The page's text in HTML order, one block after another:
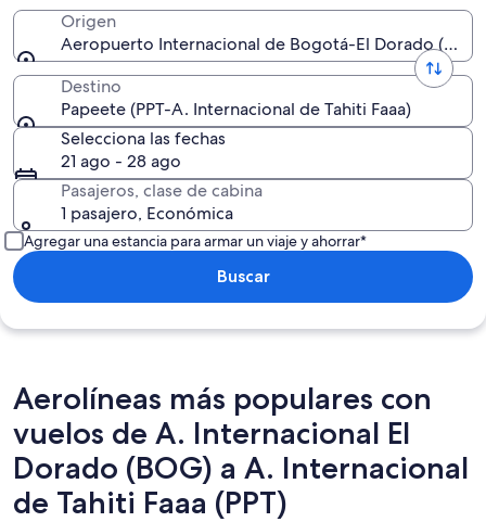
Origen
Aeropuerto Internacional de Bogotá-El Dorado (BOG)
Destino
Papeete (PPT-A. Internacional de Tahiti Faaa)
Selecciona las fechas
21 ago - 28 ago
Pasajeros, clase de cabina
1 pasajero, Económica
Agregar una estancia para armar un viaje y ahorrar*
Buscar
Aerolíneas más populares con
vuelos de A. Internacional El
Dorado (BOG) a A. Internacional
de Tahiti Faaa (PPT)